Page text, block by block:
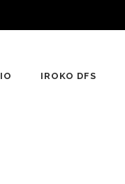
IROKO DFS